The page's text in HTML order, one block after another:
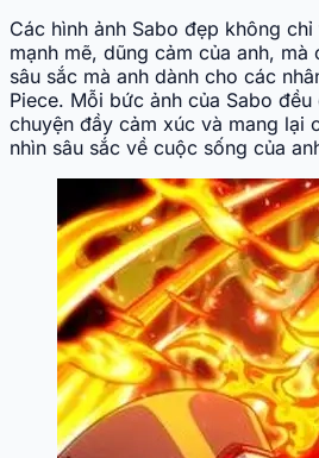
Các hình ảnh Sabo đẹp không
mạnh mẽ, dũng cảm của anh, mà
sâu sắc mà anh dành cho các
Piece. Mỗi bức ảnh của Sabo
chuyện đầy cảm xúc và mang lại
nhìn sâu sắc về cuộc sống của